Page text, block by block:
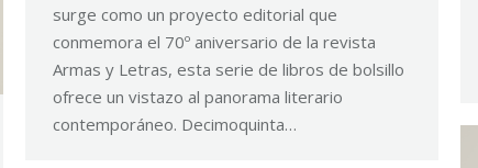
surge como un proyecto editorial que
conmemora el 70º aniversario de la revista
Armas y Letras, esta serie de libros de bolsillo
ofrece un vistazo al panorama literario
contemporáneo. Decimoquinta…